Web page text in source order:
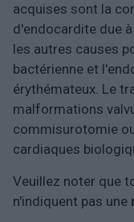
acquises sont la
d'endocardite due
les autres causes
bactérienne et
érythémateux. Le
malformations
commisurotomie
cardiaques
Veuillez noter que
n'indiquent pas une